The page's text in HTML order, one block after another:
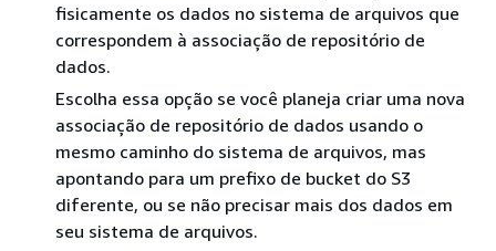
fisicamente os dados no sistema de arquivos que
correspondem à associação de repositório de
dados.
Escolha essa opção se você planeja criar uma nova
associação de repositório de dados usando o
mesmo caminho do sistema de arquivos, mas
apontando para um prefixo de bucket do S3
diferente, ou se não precisar mais dos dados em
seu sistema de arquivos.